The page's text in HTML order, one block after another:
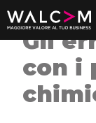
Gli
con i